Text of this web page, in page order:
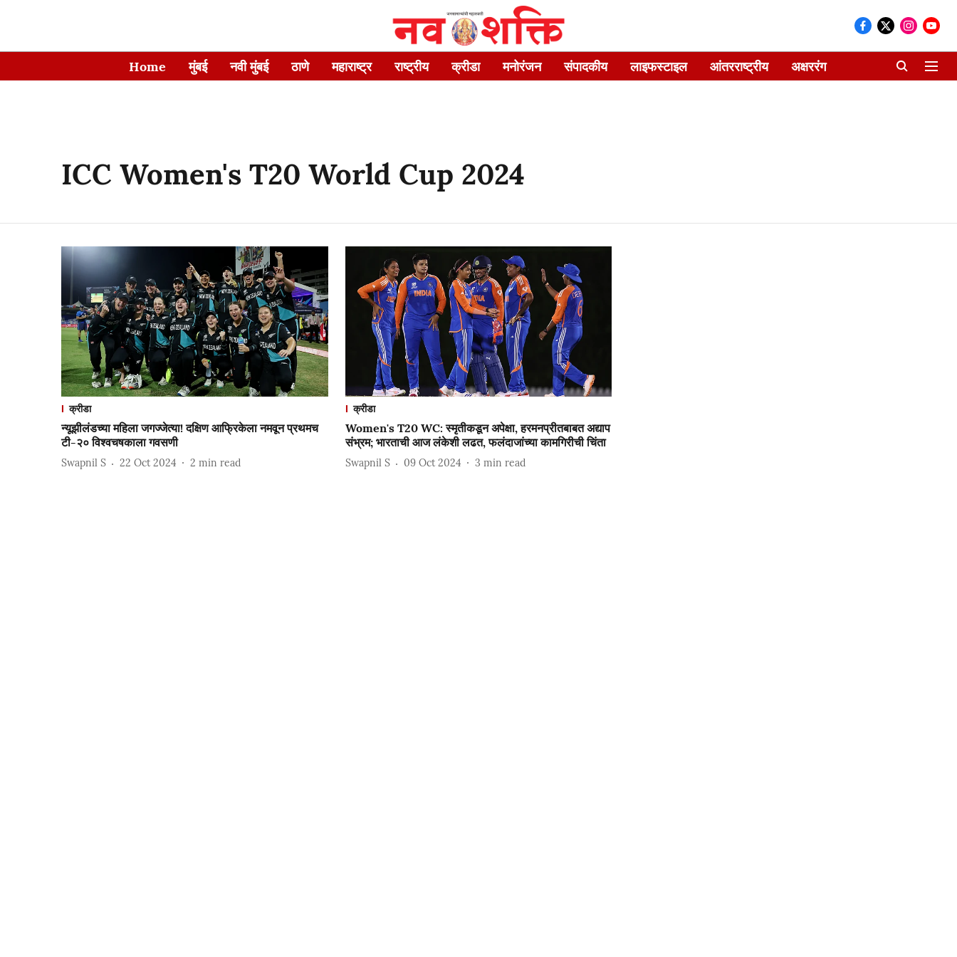
Home मुंबई नवी मुंबई ठाणे महाराष्ट्र राष्ट्रीय क्रीडा मनोरंजन संपादकीय लाइफस्टाइल आंतरराष्ट्रीय अक्षररंग
ICC Women's T20 World Cup 2024
क्रीडा
न्यूझीलंडच्या महिला जगज्जेत्या! दक्षिण आफ्रिकेला नमवून प्रथमच
टी-२० विश्वचषकाला गवसणी
Swapnil S 22 Oct 2024 2 min read
क्रीडा
Women's T20 WC: स्मृतीकडून अपेक्षा, हरमनप्रीतबाबत अद्याप
संभ्रम; भारताची आज लंकेशी लढत, फलंदाजांच्या कामगिरीची चिंता
Swapnil S 09 Oct 2024 3 min read